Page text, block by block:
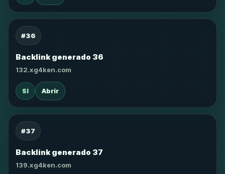
#36
Backlink generado 36
132.xg4ken.com
SI Abrir
#37
Backlink generado 37
139.xg4ken.com